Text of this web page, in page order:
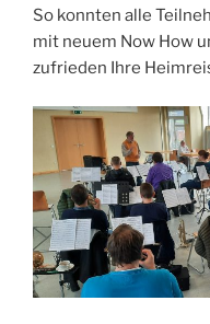
So konnten alle
mit neuem Now How
zufrieden Ihre